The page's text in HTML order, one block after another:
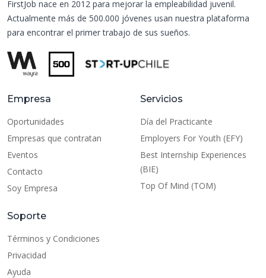
FirstJob nace en 2012 para mejorar la empleabilidad juvenil.
Actualmente más de 500.000 jóvenes usan nuestra plataforma
para encontrar el primer trabajo de sus sueños.
Empresa
Oportunidades
Empresas que contratan
Eventos
Contacto
Soy Empresa
Servicios
Día del Practicante
Employers For Youth (EFY)
Best Internship Experiences
(BIE)
Top Of Mind (TOM)
Soporte
Términos y Condiciones
Privacidad
Ayuda